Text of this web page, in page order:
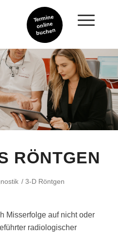
Termine
online
buchen
RÖNTGEN
/ 3-D Röntgen
Misserfolge auf nicht oder
radiologischer